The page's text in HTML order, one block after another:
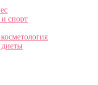
и спорт
диеты